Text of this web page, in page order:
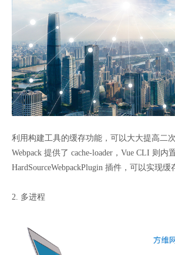
利用构建工具的缓存功能，可以大大提高二
Webpack 提供了 cache-loader，Vue CLI 则内
HardSourceWebpackPlugin 插件，可以实现缓
2. 多进程